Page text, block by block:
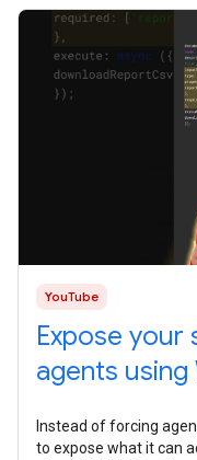
YouTube
Expose your
agents using
Instead of forcing
to expose what it can